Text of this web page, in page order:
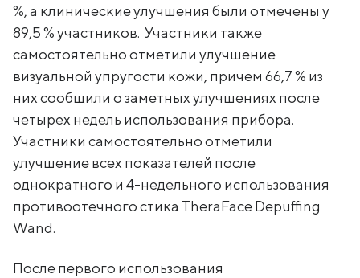
%, а клинические улучшения были отмечены у
89,5 % участников. Участники также
самостоятельно отметили улучшение
визуальной упругости кожи, причем 66,7 % из
них сообщили о заметных улучшениях после
четырех недель использования прибора.
Участники самостоятельно отметили
улучшение всех показателей после
однократного и 4-недельного использования
противоотечного стика TheraFace Depuffing
Wand.
После первого использования